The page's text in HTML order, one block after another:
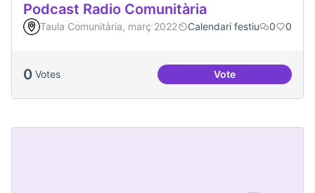
Podcast Radio Comunitària
Taula Comunitària, març 2022 Calendari festiu 0 0
0 Votes VotePodcast Radio